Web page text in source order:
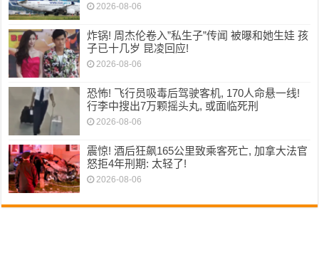
2026-08-06
炸锅! 周杰伦卷入”私生子”传闻 被曝和她生娃 孩
子已十几岁 昆凌回应!
2026-08-06
恐怖! 飞行员吸毒后驾驶客机, 170人命悬一线!
行李中搜出7万颗摇头丸, 或面临死刑
2026-08-06
震惊! 酒后狂飙165公里致乘客死亡, 加拿大法官
怒拒4年刑期: 太轻了!
2026-08-06